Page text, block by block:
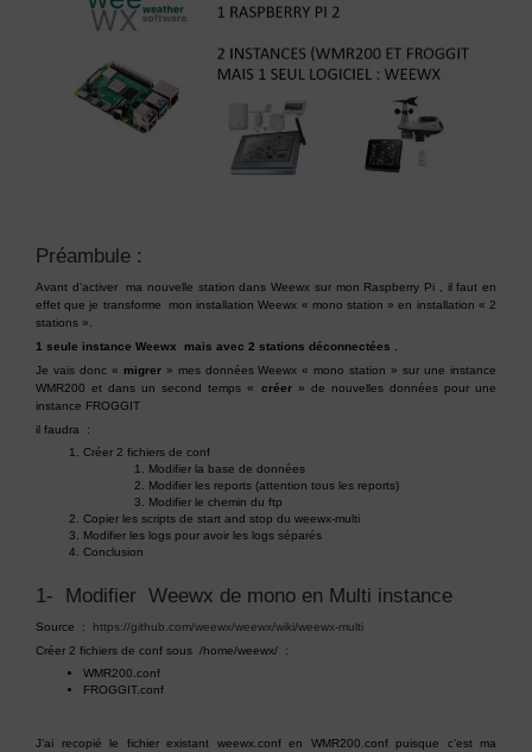
Préambule :
Avant d’activer ma nouvelle station dans Weewx sur mon Raspberry Pi , il faut en
effet que je transforme mon installation Weewx « mono station » en installation « 2
stations ».
1 seule instance Weewx mais avec 2 stations déconnectées .
Je vais donc « migrer» mes données Weewx « mono station » sur une instance
WMR200 et dans un second temps « créer» de nouvelles données pour une
instance FROGGIT
il faudra :
Créer 2 fichiers de conf
Modifier la base de données
Modifier les reports (attention tous les reports)
Modifier le chemin du ftp
Copier les scripts de start and stop du weewx-multi
Modifier les logs pour avoir les logs séparés
Conclusion
1- Modifier Weewx de mono en Multi instance
Source : https://github.com/weewx/weewx/wiki/weewx-multi
Créer 2 fichiers de conf sous /home/weewx/ :
WMR200.conf
FROGGIT.conf
J’ai recopié le fichier existant weewx.conf en WMR200.conf puisque c’est ma